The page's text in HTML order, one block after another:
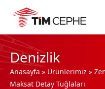
Denizlik
Anasayfa » Ürünlerimiz »
Maksat Detay Tuğlaları